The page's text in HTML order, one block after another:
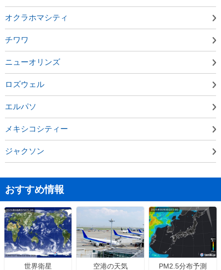
オクラホマシティ
チワワ
ニューオリンズ
ロズウェル
エルパソ
メキシコシティー
ジャクソン
おすすめ情報
世界衛星 空港の天気 PM2.5分布予測